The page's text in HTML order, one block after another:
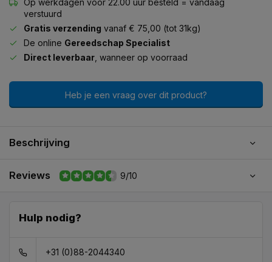
Op werkdagen voor 22.00 uur besteld = vandaag
verstuurd
Gratis verzending vanaf € 75,00 (tot 31kg)
De online Gereedschap Specialist
Direct leverbaar , wanneer op voorraad
Heb je een vraag over dit product?
Beschrijving
Reviews 9/10
Hulp nodig?
+31 (0)88-2044340